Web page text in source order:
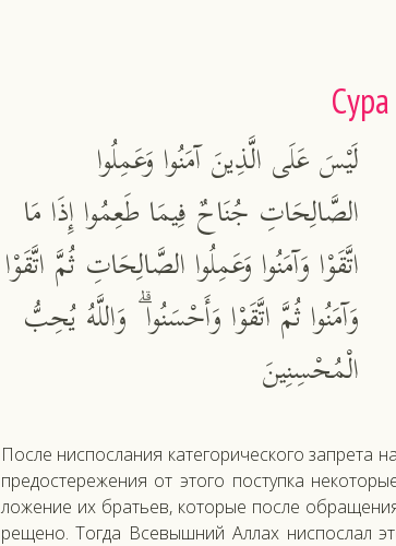
لَيْسَ عَلَى الَّذِينَ آمَنُوا وَعَمِلُوا
الصَّالِحَاتِ جُنَاحٌ فِيمَا طَعِمُوا إِذَا مَا
اتَّقَوْا وَآمَنُوا وَعَمِلُوا الصَّالِحَاتِ ثُمَّ اتَّقَوْا
وَآمَنُوا ثُمَّ اتَّقَوْا وَأَحْسَنُوا ۗ وَاللَّهُ يُحِبُّ
الْمُحْسِنِينَ
Пос­ле нис­посла­ния ка­тего­ричес­ко­го зап­ре­та
пре­дос­те­реже­ния от это­го пос­тупка
ложе­ние их брать­ев, ко­торые пос­ле
ре­щено. Тог­да Все­выш­ний Ал­лах нис­послал